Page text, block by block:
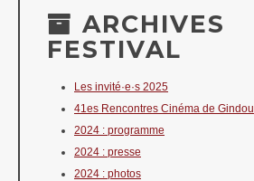
ARCHIVES
FESTIVAL
Les invité·e·s 2025
41es Rencontres Cinéma de Gindou
2024 : programme
2024 : presse
2024 : photos